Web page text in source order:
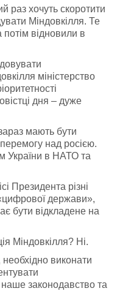
раз хочуть скоротити
Міндовкілля. Те
відновили в
міністерство
дня – дуже
мають бути
над росією.
України в НАТО та
Президента різні
держави»,
бути відкладене на
Міндовкілля? Ні.
виконати
наше законодавство та